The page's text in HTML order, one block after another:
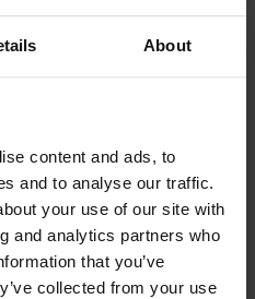
About
content and ads, to
and to analyse our traffic.
your use of our site with
and analytics partners who
that you’ve
collected from your use